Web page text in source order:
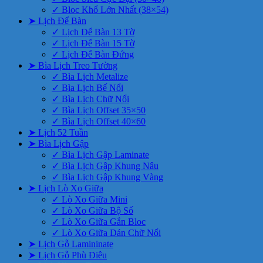
✓ Bloc Khổ Lớn Nhất (38×54)
➤ Lịch Để Bàn
✓ Lịch Để Bàn 13 Tờ
✓ Lịch Để Bàn 15 Tờ
✓ Lịch Để Bàn Đứng
➤ Bìa Lịch Treo Tường
✓ Bìa Lịch Metalize
✓ Bìa Lịch Bế Nổi
✓ Bìa Lịch Chữ Nổi
✓ Bìa Lịch Offset 35×50
✓ Bìa Lịch Offset 40×60
➤ Lịch 52 Tuần
➤ Bìa Lịch Gập
✓ Bìa Lịch Gập Laminate
✓ Bìa Lịch Gập Khung Nâu
✓ Bìa Lịch Gập Khung Vàng
➤ Lịch Lò Xo Giữa
✓ Lò Xo Giữa Mini
✓ Lò Xo Giữa Bộ Số
✓ Lò Xo Giữa Gắn Bloc
✓ Lò Xo Giữa Dán Chữ Nổi
➤ Lịch Gỗ Lamininate
➤ Lịch Gỗ Phù Điêu